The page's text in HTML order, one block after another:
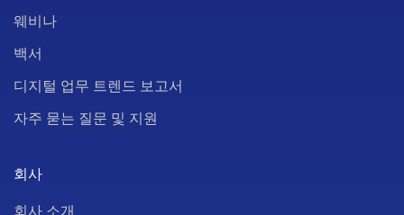
웨비나
백서
디지털 업무 트렌드 보고서
자주 묻는 질문 및 지원
회사
회사 소개